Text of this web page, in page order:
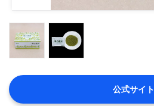
公式サイト